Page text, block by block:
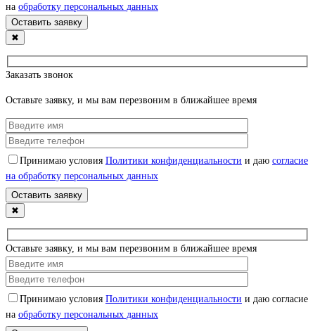
на обработку персональных данных
✖
Заказать звонок
Оставьте заявку, и мы вам перезвоним в ближайшее время
Принимаю условия Политики конфиденциальности и даю согласие
на обработку персональных данных
✖
Оставьте заявку, и мы вам перезвоним в ближайшее время
Принимаю условия Политики конфиденциальности и даю согласие
на обработку персональных данных